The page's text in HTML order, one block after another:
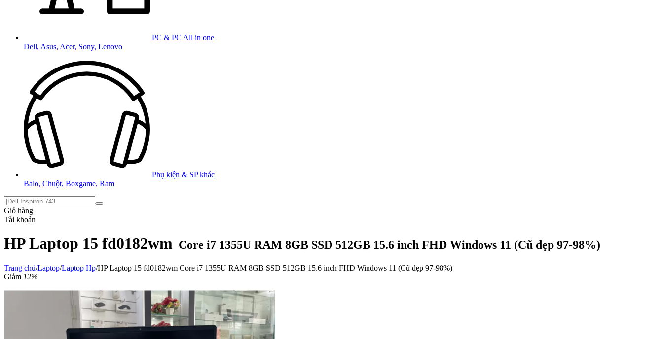
PC & PC All in one
Dell, Asus, Acer, Sony, Lenovo
Phụ kiện & SP khác
Balo, Chuột, Boxgame, Ram
Giỏ hàng
Tài khoản
HP Laptop 15 fd0182wm Core i7 1355U RAM 8GB SSD 512GB 15.6 inch FHD Windows 11 (Cũ đẹp 97-98%)
Trang chủ/Laptop/Laptop Hp/HP Laptop 15 fd0182wm Core i7 1355U RAM 8GB SSD 512GB 15.6 inch FHD Windows 11 (Cũ đẹp 97-98%)
Giảm 12%